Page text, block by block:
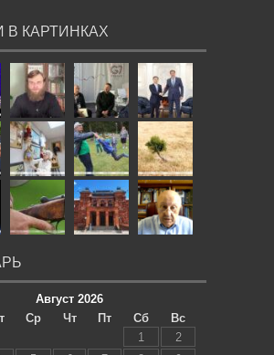
В КАРТИНКАХ
Август 2026
Ср Чт Пт Сб
Вс
1
2